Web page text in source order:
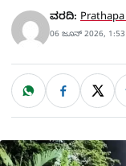
ವರದಿ:
06 ಜೂನ್ 2026,
ಹಂಚಿಕೊಳ್ಳಿ
W
a
t
p
p
F
c
e
o
k
X